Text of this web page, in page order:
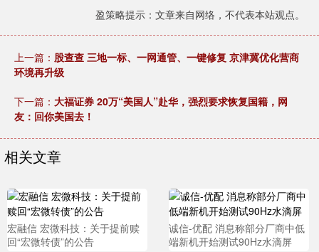
盈策略提示：文章来自网络，不代表本站观点。
上一篇： 股查查 三地一标、一网通管、一键修复 京津冀优化营商
环境再升级
下一篇： 大福证券 20万“美国人”赴华，强烈要求恢复国籍，网
友：回你美国去！
相关文章
宏融信 宏微科技：关于提前赎
回“宏微转债”的公告
诚信-优配 消息称部分厂商中低
端新机开始测试90Hz水滴屏